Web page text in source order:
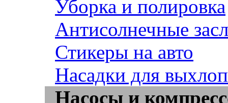
Уборка и полировка
Антисолнечные
Стикеры на авто
Насадки для
Насосы и